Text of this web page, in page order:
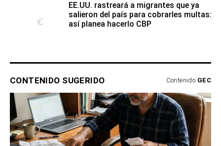
EE.UU. rastreará a migrantes que ya
salieron del país para cobrarles multas:
así planea hacerlo CBP
CONTENIDO SUGERIDO Contenido GEC